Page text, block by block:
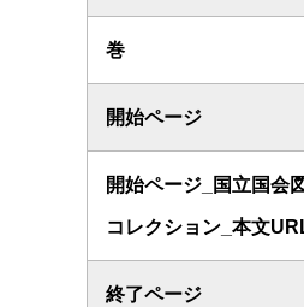
巻
開始ページ
開始ページ_国立国会
コレクション_本文
終了ページ